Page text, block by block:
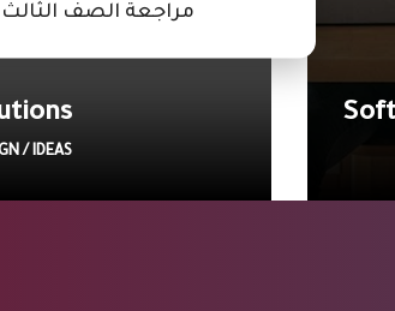
/ IDEAS
مراجعة الصف الثالث